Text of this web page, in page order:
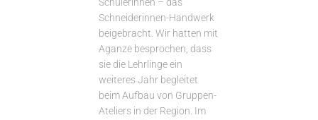
Schneiderinnen-Handwerk
beigebracht. Wir hatten mit
Aganze besprochen, dass
sie die Lehrlinge ein
weiteres Jahr begleitet
beim Aufbau von Gruppen-
Ateliers in der Region. Im